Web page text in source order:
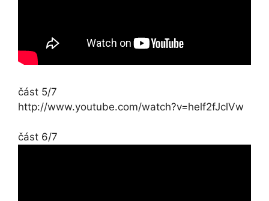
část 5/7
http://www.youtube.com/watch?v=helf2fJclVw
část 6/7